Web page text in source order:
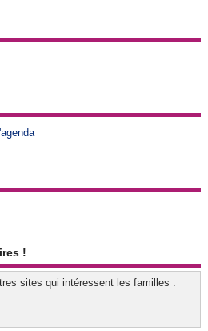
!
sites qui intéressent les familles :